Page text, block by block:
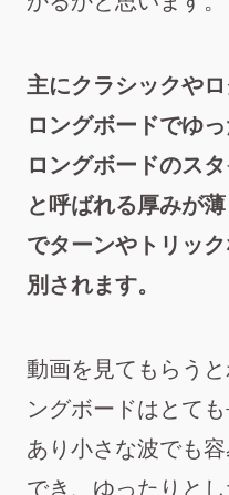
主にクラシックや
ロングボードでゆ
ロングボードのス
と呼ばれる厚みが
でターンやトリッ
別されます。
動画を見てもらう
ングボードはとて
あり小さな波でも
でき、ゆったりと